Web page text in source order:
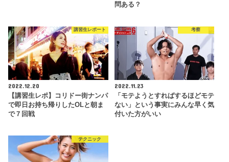
問ある？
講習生レポート
2022.12.20
【講習生レポ】コリドー街ナンパ
で即日お持ち帰りしたOLと朝ま
で７回戦
考察
2022.11.23
「モテようとすればするほどモテ
ない」という事実にみんな早く気
付いた方がいい
テクニック